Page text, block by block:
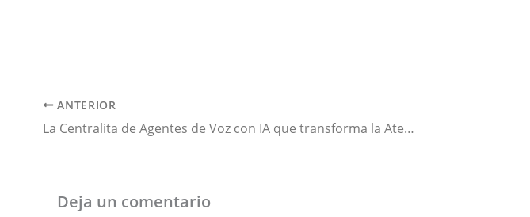
ANTERIOR
La Centralita de Agentes de Voz con IA que transforma la Atención al Cliente en tu Web, integrada con vTiger CRM
Deja un comentario